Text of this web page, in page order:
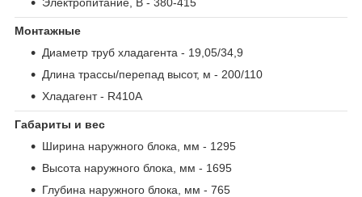
Монтажные
Диаметр труб хладагента - 19,05/34,9
Длина трассы/перепад высот, м - 200/110
Хладагент- R410A
Габариты и вес
Ширина наружного блока, мм - 1295
Высота наружного блока, мм - 1695
Глубина наружного блока, мм - 765